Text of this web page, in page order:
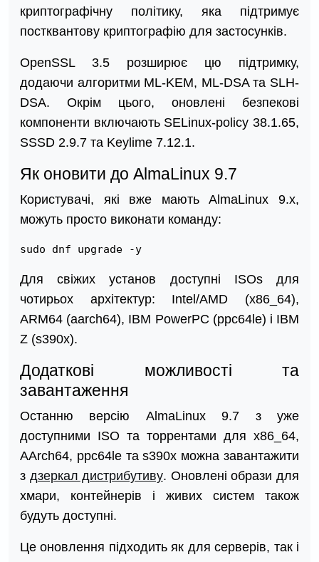
криптографічну політику, яка підтримує
постквантову криптографію для застосунків.
OpenSSL 3.5 розширює цю підтримку,
додаючи алгоритми ML-KEM, ML-DSA та SLH-
DSA. Окрім цього, оновлені безпекові
компоненти включають SELinux-policy 38.1.65,
SSSD 2.9.7 та Keylime 7.12.1.
Як оновити до AlmaLinux 9.7
Користувачі, які вже мають AlmaLinux 9.x,
можуть просто виконати команду:
sudo dnf upgrade -y
Для свіжих установ доступні ISOs для
чотирьох архітектур: Intel/AMD (x86_64),
ARM64 (aarch64), IBM PowerPC (ppc64le) і IBM
Z (s390x).
Додаткові можливості та
завантаження
Останню версію AlmaLinux 9.7 з уже
доступними ISO та торрентами для x86_64,
AArch64, ppc64le та s390x можна завантажити
з дзеркал дистрибутиву. Оновлені образи для
хмари, контейнерів і живих систем також
будуть доступні.
Це оновлення підходить як для серверів, так і